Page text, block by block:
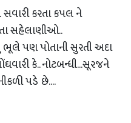
સવારી કરતા કપલ ને
સહેલાણીઓ..
પણ પોતાની સુરતી અદા
કે.. નોટબન્ધી...સૂરજને
પડે છે....